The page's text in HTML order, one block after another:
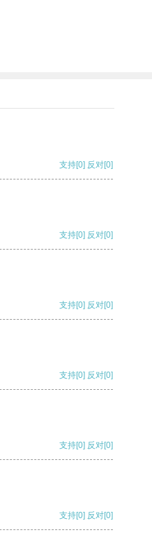
支持[0] 反对[0]
支持[0] 反对[0]
支持[0] 反对[0]
支持[0] 反对[0]
支持[0] 反对[0]
支持[0] 反对[0]